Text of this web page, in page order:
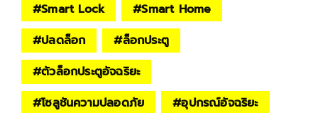
#Smart Lock #Smart Home
#ปลดล็อก #ล็อกประตู
#ตัวล็อกประตูอัจฉริยะ
#โซลูชันความปลอดภัย #อุปกรณ์อัจฉริยะ